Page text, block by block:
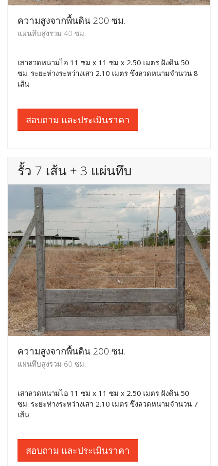
ความสูงจากพื้นดิน 200 ซม.
แผ่นทึบสูงรวม 40 ซม.
เสาลวดหนามไอ 11 ซม x 11 ซม x 2.50 เมตร ฝังดิน 50
ซม. ระยะห่างระหว่างเสา 2.10 เมตร ขึงลวดหนามจำนวน 8
เส้น
สอบถาม และประเมินราคา
รั้ว 7 เส้น + 3 แผ่นทึบ
ความสูงจากพื้นดิน 200 ซม.
แผ่นทึบสูงรวม 60 ซม.
เสาลวดหนามไอ 11 ซม x 11 ซม x 2.50 เมตร ฝังดิน 50
ซม. ระยะห่างระหว่างเสา 2.10 เมตร ขึงลวดหนามจำนวน 7
เส้น
สอบถาม และประเมินราคา